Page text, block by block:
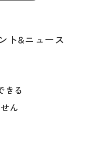
ト&ニュース
きる
ん